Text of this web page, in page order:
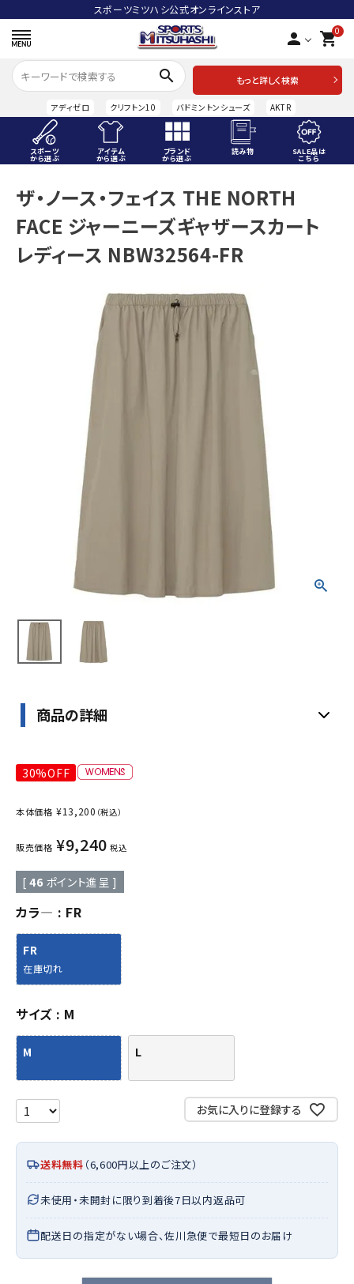
スポーツミツハシ公式オンラインストア
person 0
shopping_cart
search
もっと詳しく検索
アディゼロ クリフトン10 バドミントンシューズ AKTR
スポーツ
から選ぶ
アイテム
から選ぶ
ブランド
から選ぶ
読み物 SALE品は
こちら
ACCOUNT MENU
ようこそ ゲスト 様
meeting_room ログイン person 会員登録
アイテムから選ぶ
ブランドから選ぶ
SALE品はこちら
INFORMATIOM
お問い合わせ
メルマガ登録
特定商取引法
ザ・ノース・フェイス THE NORTH
FACE ジャーニーズギャザースカート
レディース NBW32564-FR
商品の詳細
30%OFF
本体価格 ¥13,200 （税込）
販売価格 ¥9,240 税込
[ 46 ポイント進呈 ]
カラ― FR
FR
在庫切れ
サイズ M
M L
お気に入りに登録する
送料無料 （6,600円以上のご注文）
未使用・未開封に限り到着後7日以内返品可
配送日の指定がない場合、佐川急便で最短日のお届け